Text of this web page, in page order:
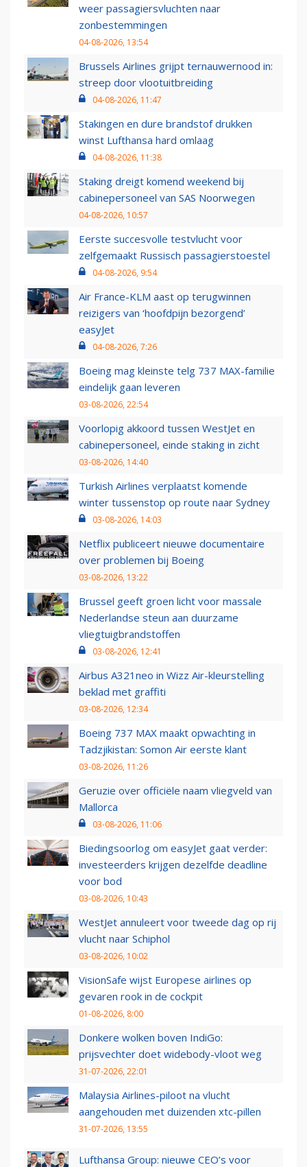
weer passagiersvluchten naar
zonbestemmingen
04-08-2026, 13:54
Brussels Airlines grijpt ternauwernood in:
streep door vlootuitbreiding
04-08-2026, 11:47
Stakingen en dure brandstof drukken
winst Lufthansa hard omlaag
04-08-2026, 11:38
Staking dreigt komend weekend bij
cabinepersoneel van SAS Noorwegen
04-08-2026, 10:57
Eerste succesvolle testvlucht voor
zelfgemaakt Russisch passagierstoestel
04-08-2026, 9:54
Air France-KLM aast op terugwinnen
reizigers van ‘hoofdpijn bezorgend’
easyJet
04-08-2026, 7:26
Boeing mag kleinste telg 737 MAX-familie
eindelijk gaan leveren
03-08-2026, 22:54
Voorlopig akkoord tussen WestJet en
cabinepersoneel, einde staking in zicht
03-08-2026, 14:40
Turkish Airlines verplaatst komende
winter tussenstop op route naar Sydney
03-08-2026, 14:03
Netflix publiceert nieuwe documentaire
over problemen bij Boeing
03-08-2026, 13:22
Brussel geeft groen licht voor massale
Nederlandse steun aan duurzame
vliegtuigbrandstoffen
03-08-2026, 12:41
Airbus A321neo in Wizz Air-kleurstelling
beklad met graffiti
03-08-2026, 12:34
Boeing 737 MAX maakt opwachting in
Tadzjikistan: Somon Air eerste klant
03-08-2026, 11:26
Geruzie over officiële naam vliegveld van
Mallorca
03-08-2026, 11:06
Biedingsoorlog om easyJet gaat verder:
investeerders krijgen dezelfde deadline
voor bod
03-08-2026, 10:43
WestJet annuleert voor tweede dag op rij
vlucht naar Schiphol
03-08-2026, 10:02
VisionSafe wijst Europese airlines op
gevaren rook in de cockpit
01-08-2026, 8:00
Donkere wolken boven IndiGo:
prijsvechter doet widebody-vloot weg
31-07-2026, 22:01
Malaysia Airlines-piloot na vlucht
aangehouden met duizenden xtc-pillen
31-07-2026, 13:55
Lufthansa Group: nieuwe CEO’s voor